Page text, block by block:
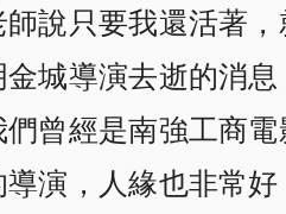
說只要我還活著
城導演去逝的消
曾經是南強工商
演，人緣也非常